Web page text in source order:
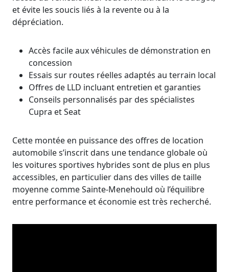
et évite les soucis liés à la revente ou à la
dépréciation.
Accès facile aux véhicules de démonstration en
concession
Essais sur routes réelles adaptés au terrain local
Offres de LLD incluant entretien et garanties
Conseils personnalisés par des spécialistes
Cupra et Seat
Cette montée en puissance des offres de location
automobile s’inscrit dans une tendance globale où
les voitures sportives hybrides sont de plus en plus
accessibles, en particulier dans des villes de taille
moyenne comme Sainte-Menehould où l’équilibre
entre performance et économie est très recherché.